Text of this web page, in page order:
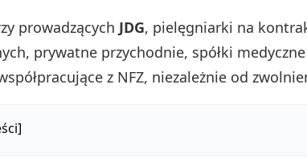
prowadzących JDG, pielęgniarki na
prywatne przychodnie, spółki
z NFZ, niezależnie od